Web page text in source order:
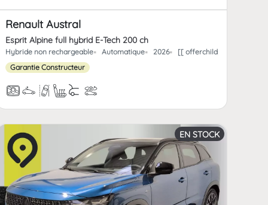
| FormatNumber ]] kms
Renault Austral
Esprit Alpine full hybrid E-Tech 200 ch
Hybride non rechargeable Automatique 2026
[[
Garantie Constructeur
EN STOCK